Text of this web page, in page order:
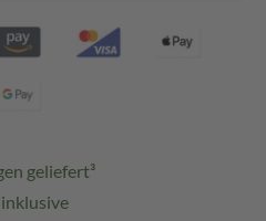
geliefert³